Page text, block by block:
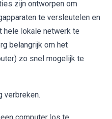
zijn ontworpen om
te versleutelen en
hele lokale netwerk te
belangrijk om het
zo snel mogelijk te
verbreken.